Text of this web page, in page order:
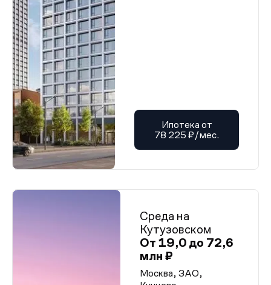
Ипотека от
78 225 ₽/мес.
Среда на
Кутузовском
От 19,0 до 72,6
млн ₽
Москва, ЗАО,